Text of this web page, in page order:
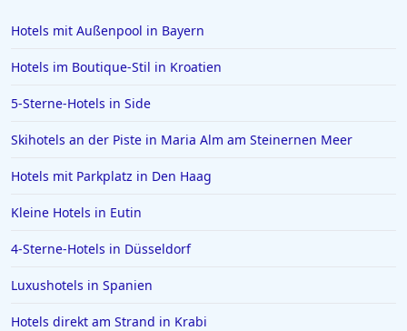
Hotels mit Außenpool in Bayern
Hotels im Boutique-Stil in Kroatien
5-Sterne-Hotels in Side
Skihotels an der Piste in Maria Alm am Steinernen Meer
Hotels mit Parkplatz in Den Haag
Kleine Hotels in Eutin
4-Sterne-Hotels in Düsseldorf
Luxushotels in Spanien
Hotels direkt am Strand in Krabi